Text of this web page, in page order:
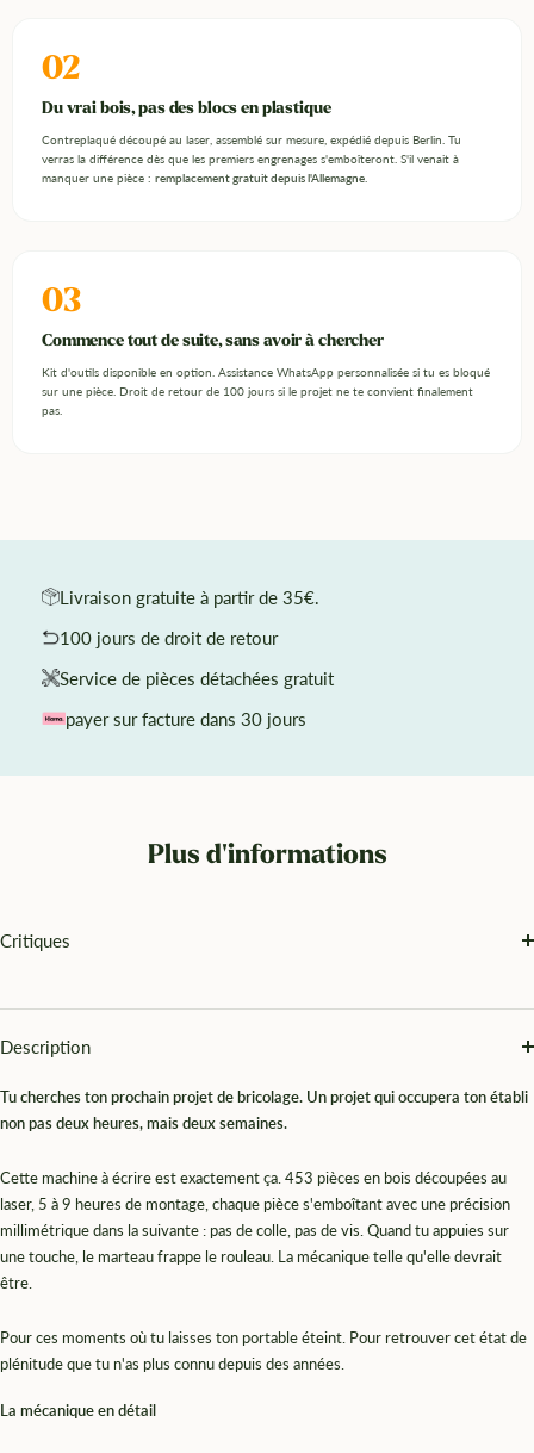
02
Du vrai bois, pas des blocs en plastique
Contreplaqué découpé au laser, assemblé sur mesure, expédié depuis Berlin. Tu
verras la différence dès que les premiers engrenages s'emboîteront. S'il venait à
manquer une pièce : remplacement gratuit depuis l'Allemagne
03
Commence tout de suite, sans avoir à chercher
Kit d'outils disponible en option. Assistance WhatsApp personnalisée si tu es bloqué
sur une pièce. Droit de retour de 100 jours si le projet ne te convient finalement
pas.
Livraison gratuite à partir de 35€.
100 jours de droit de retour
Service de pièces détachées gratuit
payer sur facture dans 30 jours
Plus d'informations
Critiques
Description
Tu cherches ton prochain projet de bricolage. Un projet qui occupera ton établi
non pas deux heures, mais deux semaines.
Cette machine à écrire est exactement ça. 453 pièces en bois découpées au
laser, 5 à 9 heures de montage, chaque pièce s'emboîtant avec une précision
millimétrique dans la suivante : pas de colle, pas de vis. Quand tu appuies sur
une touche, le marteau frappe le rouleau. La mécanique telle qu'elle devrait
être.
Pour ces moments où tu laisses ton portable éteint. Pour retrouver cet état de
plénitude que tu n'as plus connu depuis des années.
La mécanique en détail